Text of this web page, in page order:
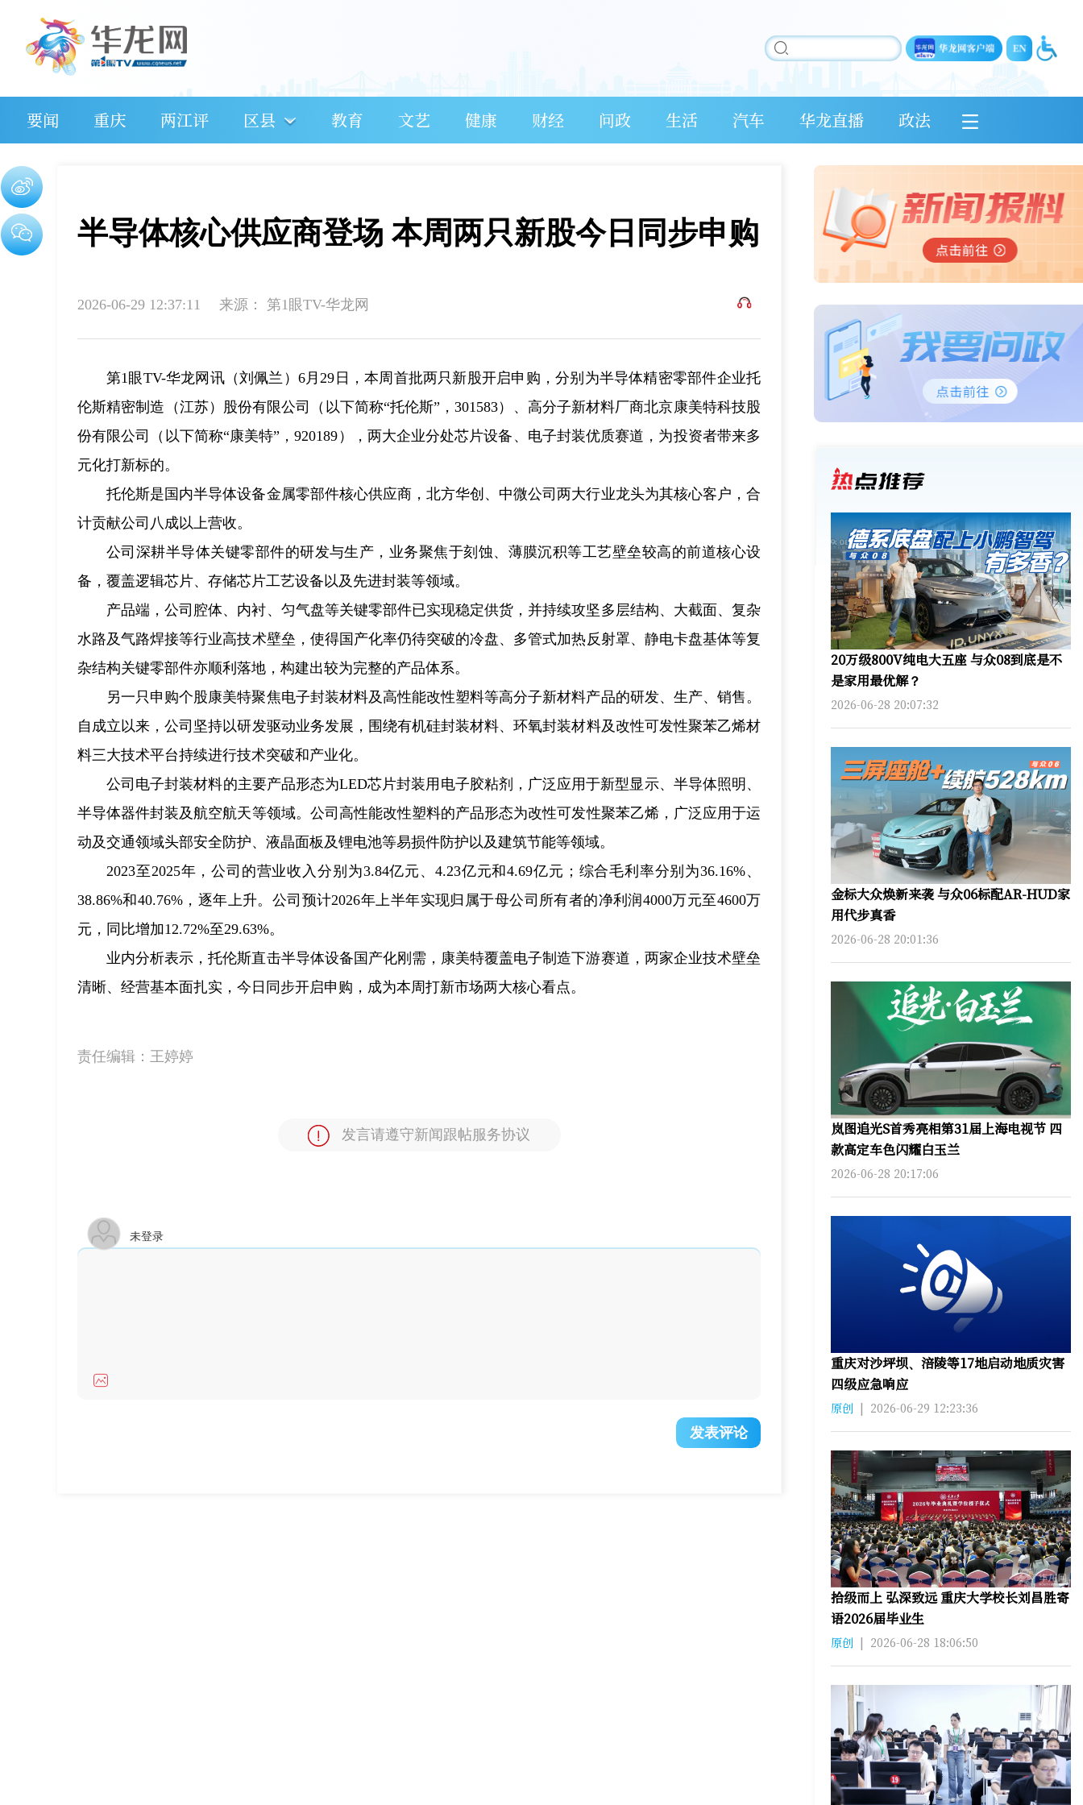
要闻 重庆 两江评 区县 教育 文艺 健康 财经 问政 生活 汽车 华龙直播 政法
半导体核心供应商登场 本周两只新股今日同步申购
2026-06-29 12:37:11 来源： 第1眼TV-华龙网
第1眼TV-华龙网讯（刘佩兰）6月29日，本周首批两只新股开启申购，分别为半导体精密零部件企业托
伦斯精密制造（江苏）股份有限公司（以下简称“托伦斯”，301583）、高分子新材料厂商北京康美特科技股
份有限公司（以下简称“康美特”，920189），两大企业分处芯片设备、电子封装优质赛道，为投资者带来多
元化打新标的。
托伦斯是国内半导体设备金属零部件核心供应商，北方华创、中微公司两大行业龙头为其核心客户，合
计贡献公司八成以上营收。
公司深耕半导体关键零部件的研发与生产，业务聚焦于刻蚀、薄膜沉积等工艺壁垒较高的前道核心设
备，覆盖逻辑芯片、存储芯片工艺设备以及先进封装等领域。
产品端，公司腔体、内衬、匀气盘等关键零部件已实现稳定供货，并持续攻坚多层结构、大截面、复杂
水路及气路焊接等行业高技术壁垒，使得国产化率仍待突破的冷盘、多管式加热反射罩、静电卡盘基体等复
杂结构关键零部件亦顺利落地，构建出较为完整的产品体系。
另一只申购个股康美特聚焦电子封装材料及高性能改性塑料等高分子新材料产品的研发、生产、销售。
自成立以来，公司坚持以研发驱动业务发展，围绕有机硅封装材料、环氧封装材料及改性可发性聚苯乙烯材
料三大技术平台持续进行技术突破和产业化。
公司电子封装材料的主要产品形态为LED芯片封装用电子胶粘剂，广泛应用于新型显示、半导体照明、
半导体器件封装及航空航天等领域。公司高性能改性塑料的产品形态为改性可发性聚苯乙烯，广泛应用于运
动及交通领域头部安全防护、液晶面板及锂电池等易损件防护以及建筑节能等领域。
2023至2025年，公司的营业收入分别为3.84亿元、4.23亿元和4.69亿元；综合毛利率分别为36.16%、
38.86%和40.76%，逐年上升。公司预计2026年上半年实现归属于母公司所有者的净利润4000万元至4600万
元，同比增加12.72%至29.63%。
业内分析表示，托伦斯直击半导体设备国产化刚需，康美特覆盖电子制造下游赛道，两家企业技术壁垒
清晰、经营基本面扎实，今日同步开启申购，成为本周打新市场两大核心看点。
责任编辑： 王婷婷
发言请遵守新闻跟帖服务协议
未登录
发表评论
20万级800V纯电大五座 与众08到底是不
是家用最优解？
2026-06-28 20:07:32
金标大众焕新来袭 与众06标配AR-HUD家
用代步真香
2026-06-28 20:01:36
岚图追光S首秀亮相第31届上海电视节 四
款高定车色闪耀白玉兰
2026-06-28 20:17:06
重庆对沙坪坝、涪陵等17地启动地质灾害
四级应急响应
原创 | 2026-06-29 12:23:36
拾级而上 弘深致远 重庆大学校长刘昌胜寄
语2026届毕业生
原创 | 2026-06-28 18:06:50